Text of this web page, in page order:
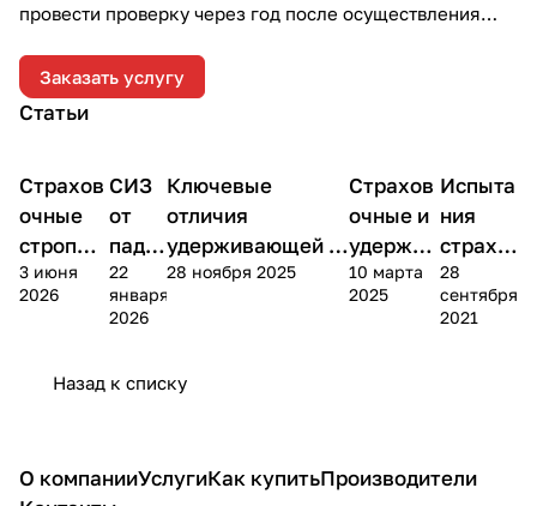
провести проверку через год после осуществления
Заказать услугу
Статьи
Теория
Страхов
очные
стропы
или
СЗВТ:
3 июня
2026
Теория
СИЗ
от
паде
ния с
высо
22
января
2026
Теория
Ключевые
отличия
удерживающей и
страховочной
систем при
28 ноября 2025
Теория
Страхов
очные и
удержив
ающие
стропы
10 марта
2025
Теория
Испыта
ния
страхо
вочных
стропо
28
сентября
2021
Назад к списку
О компанииУслугиКак купитьПроизводители